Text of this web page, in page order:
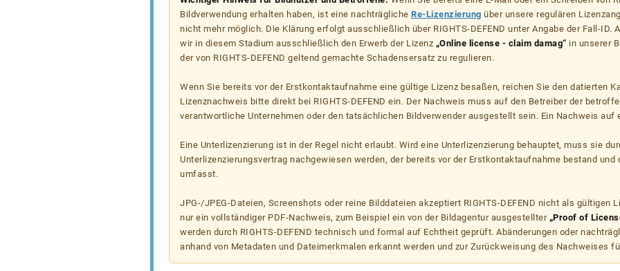
Bildverwendung erhalten haben, ist eine nachträgliche Re-Lizenzierung über unsere regulären
nicht mehr möglich. Die Klärung erfolgt ausschließlich über RIGHTS-DEFEND unter Angabe der Fall-ID.
wir in diesem Stadium ausschließlich den Erwerb der Lizenz „Online license - claim damag“ in unserer
der von RIGHTS-DEFEND geltend gemachte Schadensersatz zu regulieren.
Wenn Sie bereits vor der Erstkontaktaufnahme eine gültige Lizenz besaßen, reichen Sie den datierten
Lizenznachweis bitte direkt bei RIGHTS-DEFEND ein. Der Nachweis muss auf den Betreiber der
verantwortliche Unternehmen oder den tatsächlichen Bildverwender ausgestellt sein. Ein Nachweis auf
Eine Unterlizenzierung ist in der Regel nicht erlaubt. Wird eine Unterlizenzierung behauptet, muss sie
Unterlizenzierungsvertrag nachgewiesen werden, der bereits vor der Erstkontaktaufnahme bestand und
umfasst.
JPG-/JPEG-Dateien, Screenshots oder reine Bilddateien akzeptiert RIGHTS-DEFEND nicht als gültigen
nur ein vollständiger PDF-Nachweis, zum Beispiel ein von der Bildagentur ausgestellter „Proof of
werden durch RIGHTS-DEFEND technisch und formal auf Echtheit geprüft. Abänderungen oder
anhand von Metadaten und Dateimerkmalen erkannt werden und zur Zurückweisung des Nachweises